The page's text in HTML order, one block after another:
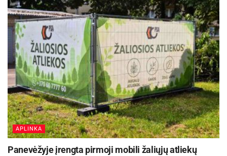
APLINKA
Panevėžyje įrengta pirmoji mobili žaliųjų atliekų